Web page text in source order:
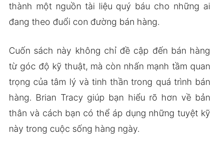
thành một nguồn tài liệu quý báu cho những ai
đang theo đuổi con đường bán hàng.
Cuốn sách này không chỉ đề cập đến bán hàng
từ góc độ kỹ thuật, mà còn nhấn mạnh tầm quan
trọng của tâm lý và tinh thần trong quá trình bán
hàng. Brian Tracy giúp bạn hiểu rõ hơn về bản
thân và cách bạn có thể áp dụng những tuyệt kỹ
này trong cuộc sống hàng ngày.